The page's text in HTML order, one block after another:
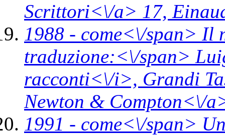
Scrittori<\/a> 17,
1988 - come<\/span> Il
traduzione:<\/span>
racconti<\/i>, Grandi
Newton & Compton<\/
1991 - come<\/span>